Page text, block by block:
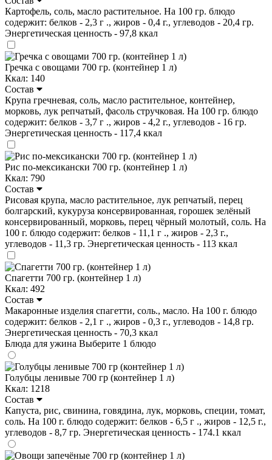
Картофель, соль, масло растительное. На 100 гр. блюдо
содержит: белков - 2,3 г ., жиров - 0,4 г., углеводов - 20,4 гр.
Энергетическая ценность - 97,8 ккал
Гречка с овощами 700 гр. (контейнер 1 л)
Ккал: 140
Состав
Крупа гречневая, соль, масло растительное, контейнер,
морковь, лук репчатый, фасоль стручковая. На 100 гр. блюдо
содержит: белков - 3,7 г ., жиров - 4,2 г., углеводов - 16 гр.
Энергетическая ценность - 117,4 ккал
Рис по-мексикански 700 гр. (контейнер 1 л)
Ккал: 790
Состав
Рисовая крупа, масло растительное, лук репчатый, перец
болгарский, кукуруза консервированная, горошек зелёный
консервированный, морковь, перец чёрный молотый, соль. На
100 г. блюдо содержит: белков - 11,1 г ., жиров - 2,3 г.,
углеводов - 11,3 гр. Энергетическая ценность - 113 ккал
Спагетти 700 гр. (контейнер 1 л)
Ккал: 492
Состав
Макаронные изделия спагетти, соль., масло. На 100 г. блюдо
содержит: белков - 2,1 г ., жиров - 0,3 г., углеводов - 14,8 гр.
Энергетическая ценность - 70,3 ккал
Блюда для ужина Выберите 1 блюдо
Голубцы ленивые 700 гр (контейнер 1 л)
Ккал: 1218
Состав
Капуста, рис, свинина, говядина, лук, морковь, специи, томат,
соль. На 100 г. блюдо содержит: белков - 6,5 г ., жиров - 12,5 г.,
углеводов - 8,7 гр. Энергетическая ценность - 174.1 ккал